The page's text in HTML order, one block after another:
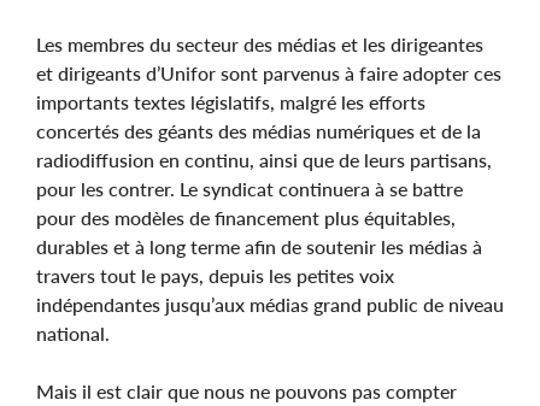
Les membres du secteur des médias et les dirigeantes
et dirigeants d’Unifor sont parvenus à faire adopter ces
importants textes législatifs, malgré les efforts
concertés des géants des médias numériques et de la
radiodiffusion en continu, ainsi que de leurs partisans,
pour les contrer. Le syndicat continuera à se battre
pour des modèles de financement plus équitables,
durables et à long terme afin de soutenir les médias à
travers tout le pays, depuis les petites voix
indépendantes jusqu’aux médias grand public de niveau
national.
Mais il est clair que nous ne pouvons pas compter